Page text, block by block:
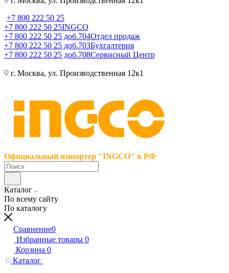
+7 800 222 50 25
+7 800 222 50 25INGCO
+7 800 222 50 25 доб.704Отдел продаж
+7 800 222 50 25 доб.703Бухгалтерия
+7 800 222 50 25 доб.708Сервисный Центр
г. Москва, ул. Производственная 12к1
Официальный импортер "INGCO" в РФ
Каталог
По всему сайту
По каталогу
Сравнение0
Избранные товары 0
Корзина 0
Каталог